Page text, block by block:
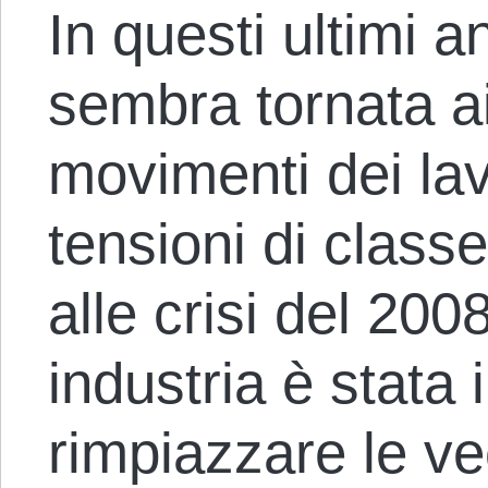
In questi ultimi
sembra tornata
movimenti dei
tensioni di
alle crisi del
industria è stata
rimpiazzare le